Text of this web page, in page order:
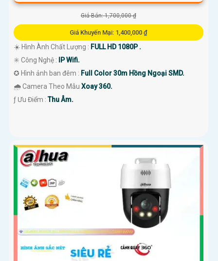
Giá Bán: 1,700,000 ₫
Giá Khuyến Mại: 1,400,000 ₫
☀️ Hình Ành Chất Lượng : FULL HD 1080P .
✳️ Công Nghệ :
IP Wifi.
✪ Hình ảnh ban đêm : Full Color 30m Hồng Ngoại SMD.
🌧️ Camera Theo Mẫu Xoay 360.
️ƒ Ưu Điểm :Thu Âm.